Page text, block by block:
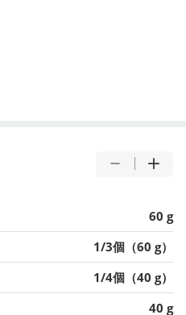
60 g
1/3個（60 g）
1/4個（40 g）
40 g